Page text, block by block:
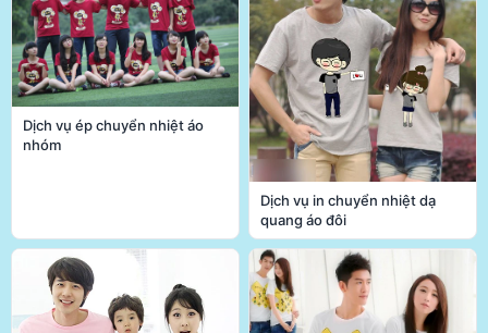
Dịch vụ ép chuyển nhiệt áo
nhóm
Dịch vụ in chuyển nhiệt dạ
quang áo đôi